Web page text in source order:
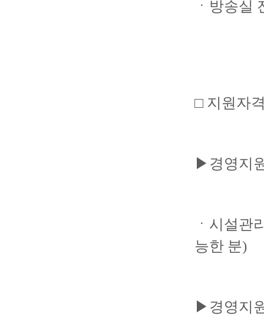
ㆍ방송실
□ 지원자
▶경영지
ㆍ시설관
능한 분)
▶경영지